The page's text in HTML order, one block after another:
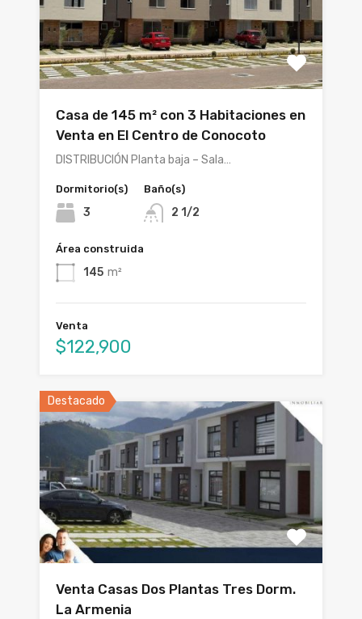
Casa de 145 m² con 3 Habitaciones en
Venta en El Centro de Conocoto
DISTRIBUCIÓN Planta baja – Sala…
Dormitorio(s)
3
Baño(s)
2 1/2
Área construida
145 m²
Venta
$122,900
Destacado
Venta Casas Dos Plantas Tres Dorm.
La Armenia